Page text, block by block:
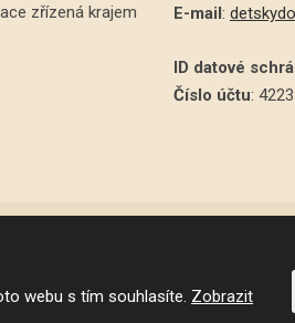
zřízená krajem
E-mail:
ID datové
Číslo účtu:
webu s tím souhlasíte. Zobrazit